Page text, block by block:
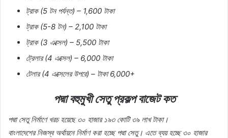
ট্রাক(5 টন পর্যন্ত) – 1,600 টাকা
ট্রাক(5-8 টন) – 2,100 টাকা
ট্রাক(3 এক্সেল) – 5,500 টাকা
ট্রেলার(4 এক্সেল) – 6,000 টাকা
টেলার(4 এক্সেলের উপরে) – টাকা6,000+
পদ্মা বহুমুখী সেতু প্রকল্প বাজেটকত
পদ্মা সেতু নির্মাণে খরচ হয়েছে ৩০ হাজার ১৯৩ কোটি ৩৯ লাখ টাকা।
বাংলাদেশের নিজস্ব অর্থায়নে নির্মাণ করা হচ্ছে পদ্মা সেতু। এতে ব্যয় হচ্ছে ৩০ হাজার